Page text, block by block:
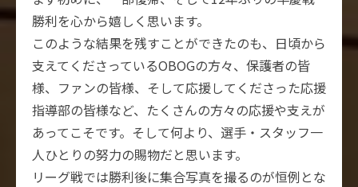
勝利を心から嬉しく思います。
このような結果を残すことができたのも、日頃から
支えてくださっているOBOGの方々、保護者の皆
様、ファンの皆様、そして応援してくださった応援
指導部の皆様など、たくさんの方々の応援や支えが
あってこそです。そして何より、選手・スタッフ一
人ひとりの努力の賜物だと思います。
リーグ戦では勝利後に集合写真を撮るのが恒例とな